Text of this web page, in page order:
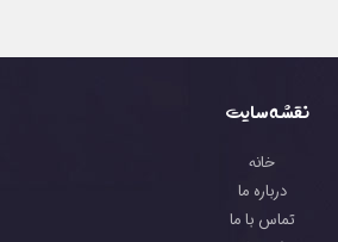
نقشه سایت
خانه
درباره ما
تماس با ما